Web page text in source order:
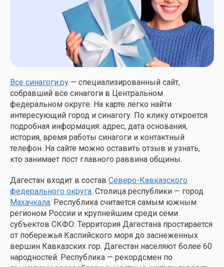
Все синагоги.ру — специализированный сайт,
собравший все синагоги в Центральном
федеральном округе. На карте легко найти
интересующий город и синагогу. По клику откроется
подробная информация: адрес, дата основания,
история, время работы синагоги и контактный
телефон. На сайте можно оставить отзыв и узнать,
кто занимает пост главного раввина общины.
Дагестан входит в состав Северо-Кавказского
федерального округа. Столица республики — город
Махачкала. Республика считается самым южным
регионом России и крупнейшим среди семи
субъектов СКФО. Территория Дагестана простирается
от побережья Каспийского моря до заснеженных
вершин Кавказских гор. Дагестан населяют более 60
народностей. Республика — рекордсмен по